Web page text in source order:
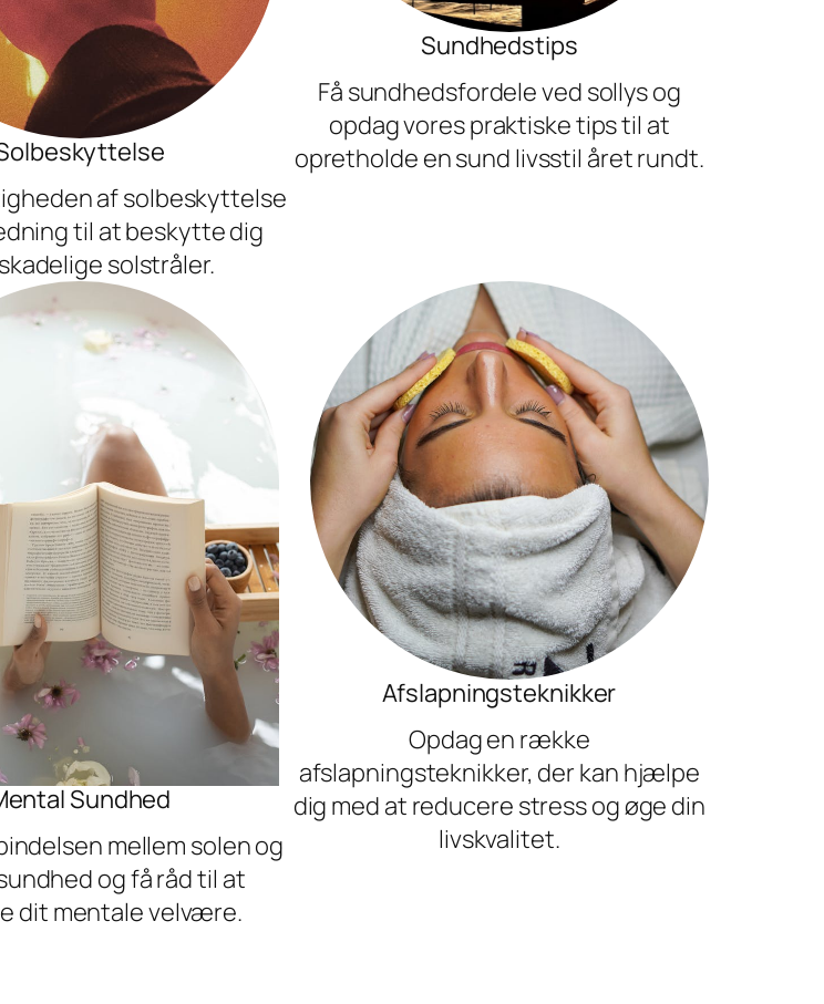
af solbeskyttelse
til at beskytte dig
solstråler.
Sundhedstips
Få sundhedsfordele ved sollys og
opdag vores praktiske tips til at
opretholde en sund livsstil året rundt.
Sundhed
mellem solen og
og få råd til at
dit mentale velvære.
Afslapningsteknikker
Opdag en række
afslapningsteknikker, der kan hjælpe
dig med at reducere stress og øge din
livskvalitet.